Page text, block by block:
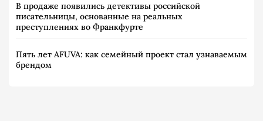
В продаже появились детективы российской
писательницы, основанные на реальных
преступлениях во Франкфурте
Пять лет AFUVA: как семейный проект стал узнаваемым
брендом